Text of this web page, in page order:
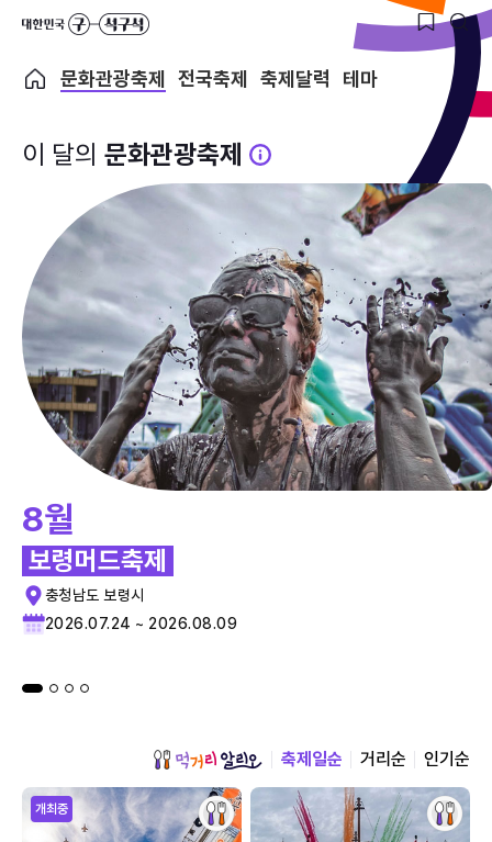
문화관광축제 전국축제 축제달력 테마
이 달의 문화관광축제
8월
보령머드축제
충청남도 보령시
2026.07.24 ~ 2026.08.09
축제일순 거리순 인기순
개최중